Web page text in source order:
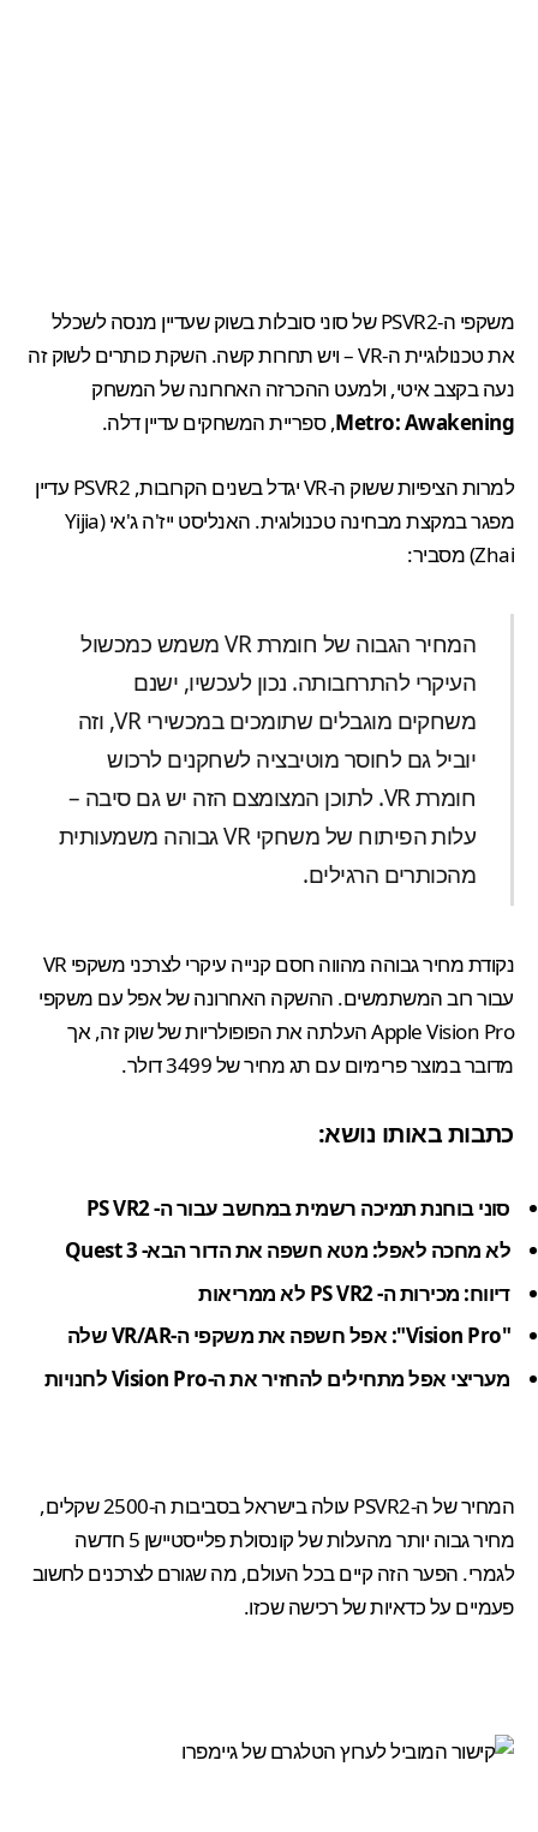
משקפי ה-PSVR2 של סוני סובלות בשוק שעדיין מנסה לשכלל
את טכנולוגיית ה-VR – ויש תחרות קשה. השקת כותרים לשוק זה
נעה בקצב איטי, ולמעט ההכרזה האחרונה של המשחק
Metro: Awakening, ספריית המשחקים עדיין דלה.
למרות הציפיות ששוק ה-VR יגדל בשנים הקרובות, PSVR2 עדיין
מפגר במקצת מבחינה טכנולוגית. האנליסט ייז'ה ג'אי (Yijia
Zhai) מסביר:
המחיר הגבוה של חומרת VR משמש כמכשול
העיקרי להתרחבותה. נכון לעכשיו, ישנם
משחקים מוגבלים שתומכים במכשירי VR, וזה
יוביל גם לחוסר מוטיבציה לשחקנים לרכוש
חומרת VR. לתוכן המצומצם הזה יש גם סיבה –
עלות הפיתוח של משחקי VR גבוהה משמעותית
מהכותרים הרגילים.
נקודת מחיר גבוהה מהווה חסם קנייה עיקרי לצרכני משקפי VR
עבור רוב המשתמשים. ההשקה האחרונה של אפל עם משקפי
Apple Vision Pro העלתה את הפופולריות של שוק זה, אך
מדובר במוצר פרימיום עם תג מחיר של 3499 דולר.
כתבות באותו נושא:
סוני בוחנת תמיכה רשמית במחשב עבור ה- PS VR2
לא מחכה לאפל: מטא חשפה את הדור הבא- Quest 3
דיווח: מכירות ה- PS VR2 לא ממריאות
"Vision Pro": אפל חשפה את משקפי ה-VR/AR שלה
מעריצי אפל מתחילים להחזיר את ה-Vision Pro לחנויות
המחיר של ה-PSVR2 עולה בישראל בסביבות ה-2500 שקלים,
מחיר גבוה יותר מהעלות של קונסולת פלייסטיישן 5 חדשה
לגמרי. הפער הזה קיים בכל העולם, מה שגורם לצרכנים לחשוב
פעמיים על כדאיות של רכישה שכזו.